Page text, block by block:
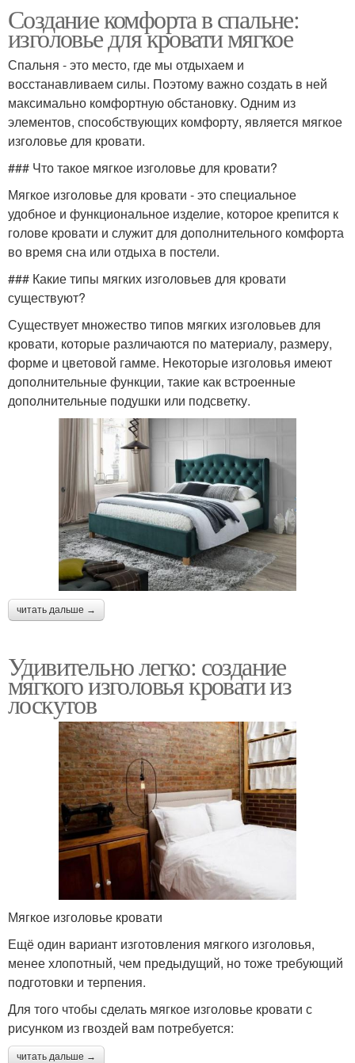
Создание комфорта в спальне:
изголовье для кровати мягкое
Спальня - это место, где мы отдыхаем и
восстанавливаем силы. Поэтому важно создать в ней
максимально комфортную обстановку. Одним из
элементов, способствующих комфорту, является мягкое
изголовье для кровати.
### Что такое мягкое изголовье для кровати?
Мягкое изголовье для кровати - это специальное
удобное и функциональное изделие, которое крепится к
голове кровати и служит для дополнительного комфорта
во время сна или отдыха в постели.
### Какие типы мягких изголовьев для кровати
существуют?
Существует множество типов мягких изголовьев для
кровати, которые различаются по материалу, размеру,
форме и цветовой гамме. Некоторые изголовья имеют
дополнительные функции, такие как встроенные
дополнительные подушки или подсветку.
читать дальше →
Удивительно легко: создание
мягкого изголовья кровати из
лоскутов
Мягкое изголовье кровати
Ещё один вариант изготовления мягкого изголовья,
менее хлопотный, чем предыдущий, но тоже требующий
подготовки и терпения.
Для того чтобы сделать мягкое изголовье кровати с
рисунком из гвоздей вам потребуется:
читать дальше →